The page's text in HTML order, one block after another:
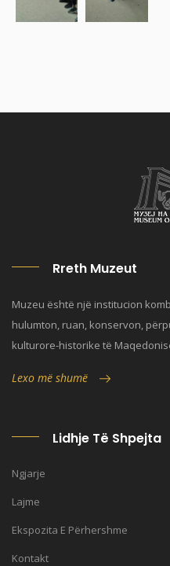
Rreth Muzeut
Muzeu është një institucion
hulumton, ruan, konservon,
kulturore-historike të
Lexo më shumë
Lidhje Të Shpejta
Ngjarje
Lajme
Ekspozita E Përhershme
Kontakt